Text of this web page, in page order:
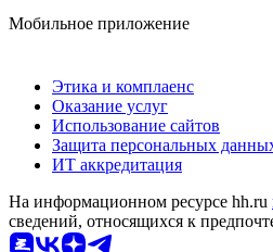
Мобильное приложение
Этика и комплаенс
Оказание услуг
Использование сайтов
Защита персональных
ИТ аккредитация
На информационном ресурсе hh.ru
сведений, относящихся к